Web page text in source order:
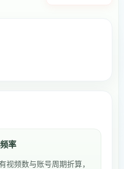
率
视频数与账号周期折算，